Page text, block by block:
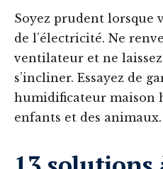
Soyez prudent lorsque
de l’électricité. Ne
ventilateur et ne
s’incliner. Essayez de
humidificateur maison
enfants et des animaux.